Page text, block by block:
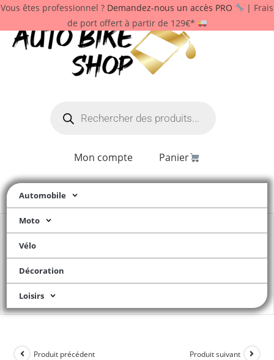
Vous êtes professionnel ? Demandez-nous un accès PRO
| Frais
de port offert à partir de 129€*
Mon compte Panier
Automobile
Moto
Vélo
Décoration
Loisirs
Produit précédent Produit suivant